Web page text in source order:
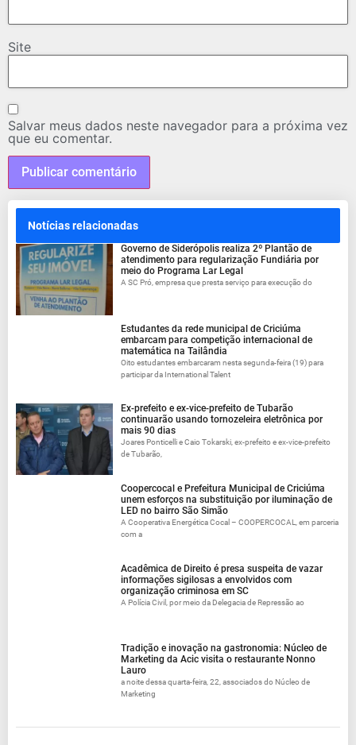
Site
Salvar meus dados neste navegador para a próxima vez
que eu comentar.
Notícias relacionadas
Governo de Siderópolis realiza 2º Plantão de
atendimento para regularização Fundiária por
meio do Programa Lar Legal
A SC Pró, empresa que presta serviço para execução do
Estudantes da rede municipal de Criciúma
embarcam para competição internacional de
matemática na Tailândia
Oito estudantes embarcaram nesta segunda-feira (19) para
participar da International Talent
Ex-prefeito e ex-vice-prefeito de Tubarão
continuarão usando tornozeleira eletrônica por
mais 90 dias
Joares Ponticelli e Caio Tokarski, ex-prefeito e ex-vice-prefeito
de Tubarão,
Coopercocal e Prefeitura Municipal de Criciúma
unem esforços na substituição por iluminação de
LED no bairro São Simão
A Cooperativa Energética Cocal – COOPERCOCAL, em parceria
com a
Acadêmica de Direito é presa suspeita de vazar
informações sigilosas a envolvidos com
organização criminosa em SC
A Polícia Civil, por meio da Delegacia de Repressão ao
Tradição e inovação na gastronomia: Núcleo de
Marketing da Acic visita o restaurante Nonno
Lauro
a noite dessa quarta-feira, 22, associados do Núcleo de
Marketing